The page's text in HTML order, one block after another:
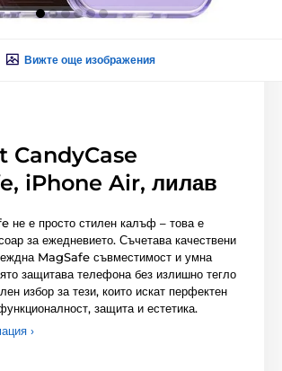
Вижте още изображения
CandyCase
iPhone Air, лилав
не е просто стилен калъф – това е
за ежедневието. Съчетава качествени
MagSafe съвместимост и умна
защитава телефона без излишно тегло
избор за тези, които искат перфектен
защита и естетика.
›